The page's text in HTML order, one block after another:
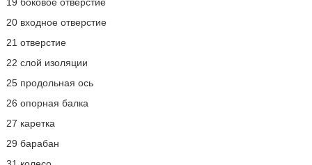
19 боковое отверстие
20 входное отверстие
21 отверстие
22 слой изоляции
25 продольная ось
26 опорная балка
27 каретка
29 барабан